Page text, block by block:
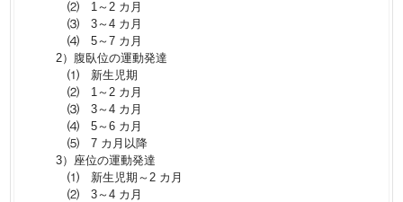
⑵ 1～2 カ月
⑶ 3～4 カ月
⑷ 5～7 カ月
2）腹臥位の運動発達
⑴ 新生児期
⑵ 1～2 カ月
⑶ 3～4 カ月
⑷ 5～6 カ月
⑸ 7 カ月以降
3）座位の運動発達
⑴ 新生児期～2 カ月
⑵ 3～4 カ月